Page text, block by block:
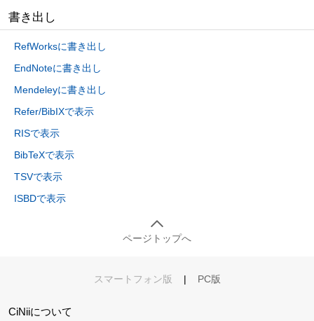
書き出し
RefWorksに書き出し
EndNoteに書き出し
Mendeleyに書き出し
Refer/BibIXで表示
RISで表示
BibTeXで表示
TSVで表示
ISBDで表示
ページトップへ
スマートフォン版 | PC版
CiNiiについて